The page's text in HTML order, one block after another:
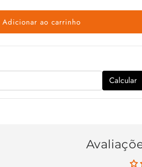
Adicionar ao carrinho
Calcular